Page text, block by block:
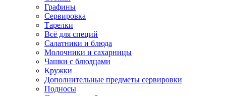
Графины
Сервировка
Тарелки
Всё для специй
Салатники и блюда
Молочники и сахарницы
Чашки с блюдцами
Кружки
Дополнительные предметы сервировки
Подносы